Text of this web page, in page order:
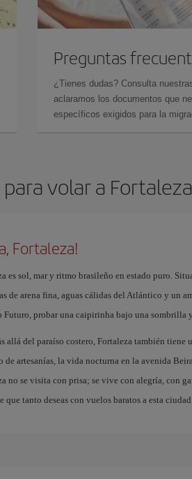
Preguntas
¿Tienes dudas? Consulta
aclaramos los documentos que
específicos exigidos para la
volar a Fortaleza
Fortaleza!
es sol, mar y ritmo brasileño en estado puro.
de arena fina, aguas cálidas del Atlántico y un
Futuro, probar una caipirinha bajo una sombrilla
allá del paraíso costero, Fortaleza también
de artesanías, la vida nocturna en la avenida
no se visita con prisa; se vive con alegría, con
que tanto deseas con vuelos baratos a esta